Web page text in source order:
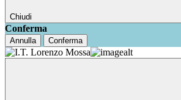
Chiudi
Conferma
Annulla Conferma